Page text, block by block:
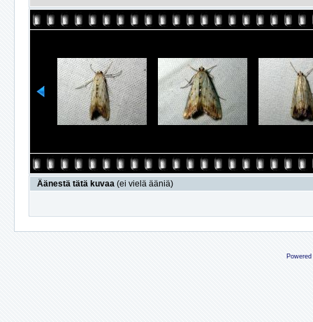
Äänestä tätä kuvaa (ei vielä ääniä)